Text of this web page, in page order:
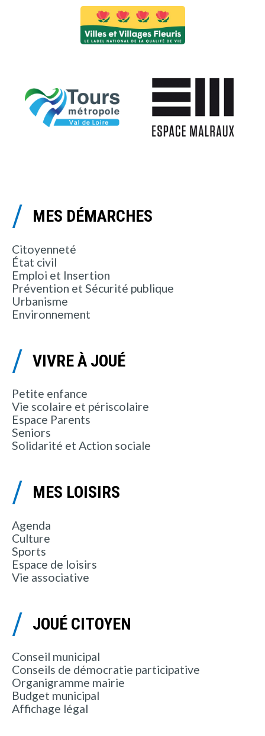
MES DÉMARCHES
Citoyenneté
État civil
Emploi et Insertion
Prévention et Sécurité publique
Urbanisme
Environnement
VIVRE À JOUÉ
Petite enfance
Vie scolaire et périscolaire
Espace Parents
Seniors
Solidarité et Action sociale
MES LOISIRS
Agenda
Culture
Sports
Espace de loisirs
Vie associative
JOUÉ CITOYEN
Conseil municipal
Conseils de démocratie participative
Organigramme mairie
Budget municipal
Affichage légal